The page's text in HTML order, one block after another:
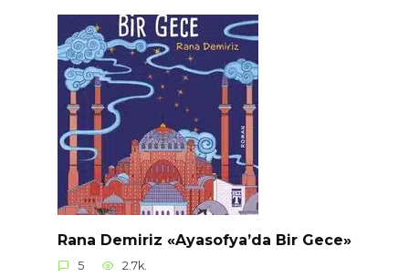
Rana Demiriz «Ayasofya’da Bir Gece»
5 2.7k.